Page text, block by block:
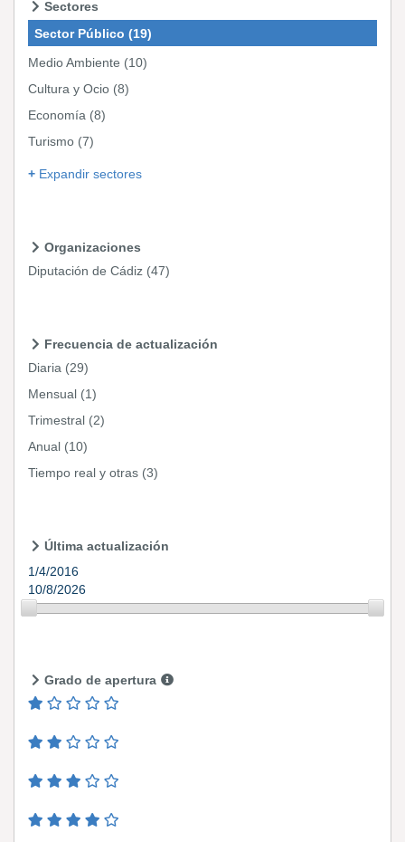
Sectores
Sector Público (19)
Medio Ambiente (10)
Cultura y Ocio (8)
Economía (8)
Turismo (7)
Expandir sectores
Organizaciones
Diputación de Cádiz (47)
Frecuencia de actualización
Diaria (29)
Mensual (1)
Trimestral (2)
Anual (10)
Tiempo real y otras (3)
Última actualización
1/4/2016
10/8/2026
Grado de apertura